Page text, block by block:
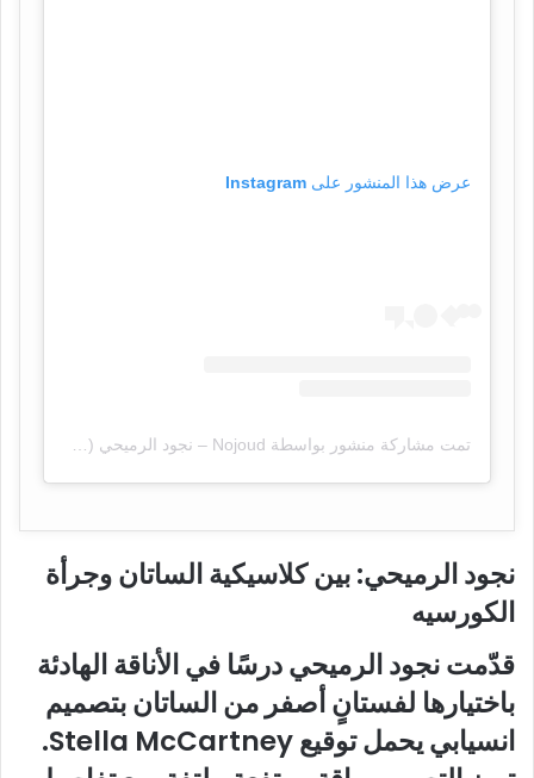
عرض هذا المنشور على Instagram
تمت مشاركة منشور بواسطة ‏‎Nojoud – نجود الرميحي‎‏ (@‏‎nojoud_alrumaihi‎‏)
نجود الرميحي: بين كلاسيكية الساتان وجرأة
الكورسيه
قدّمت نجود الرميحي درسًا في الأناقة الهادئة
باختيارها لفستانٍ أصفر من الساتان بتصميم
انسيابي يحمل توقيع Stella McCartney.